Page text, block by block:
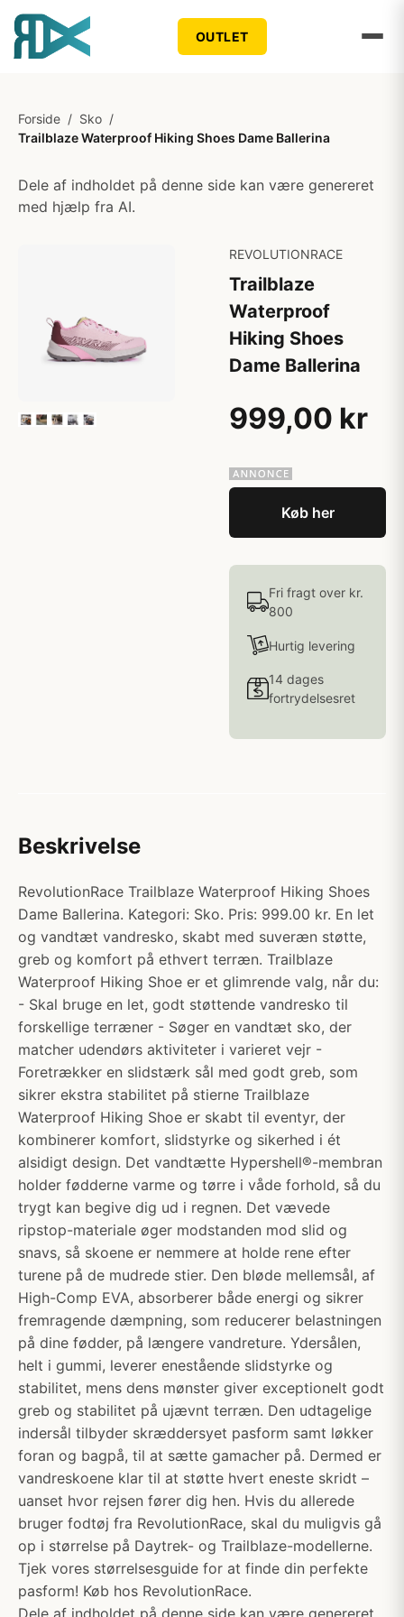
OUTLET
Forside / Sko /
Trailblaze Waterproof Hiking Shoes Dame Ballerina
Dele af indholdet på denne side kan være genereret
med hjælp fra AI.
REVOLUTIONRACE
Trailblaze
Waterproof
Hiking Shoes
Dame Ballerina
999,00 kr
Køb her
Fri fragt over kr.
800
Hurtig levering
14 dages
fortrydelsesret
Beskrivelse
RevolutionRace Trailblaze Waterproof Hiking Shoes
Dame Ballerina. Kategori: Sko. Pris: 999.00 kr. En let
og vandtæt vandresko, skabt med suveræn støtte,
greb og komfort på ethvert terræn. Trailblaze
Waterproof Hiking Shoe er et glimrende valg, når du:
- Skal bruge en let, godt støttende vandresko til
forskellige terræner - Søger en vandtæt sko, der
matcher udendørs aktiviteter i varieret vejr -
Foretrækker en slidstærk sål med godt greb, som
sikrer ekstra stabilitet på stierne Trailblaze
Waterproof Hiking Shoe er skabt til eventyr, der
kombinerer komfort, slidstyrke og sikerhed i ét
alsidigt design. Det vandtætte Hypershell®-membran
holder fødderne varme og tørre i våde forhold, så du
trygt kan begive dig ud i regnen. Det vævede
ripstop-materiale øger modstanden mod slid og
snavs, så skoene er nemmere at holde rene efter
turene på de mudrede stier. Den bløde mellemsål, af
High-Comp EVA, absorberer både energi og sikrer
fremragende dæmpning, som reducerer belastningen
på dine fødder, på længere vandreture. Ydersålen,
helt i gummi, leverer enestående slidstyrke og
stabilitet, mens dens mønster giver exceptionelt godt
greb og stabilitet på ujævnt terræn. Den udtagelige
indersål tilbyder skræddersyet pasform samt løkker
foran og bagpå, til at sætte gamacher på. Dermed er
vandreskoene klar til at støtte hvert eneste skridt –
uanset hvor rejsen fører dig hen. Hvis du allerede
bruger fodtøj fra RevolutionRace, skal du muligvis gå
op i størrelse på Daytrek- og Trailblaze-modellerne.
Tjek vores størrelsesguide for at finde din perfekte
pasform! Køb hos RevolutionRace.
Dele af indholdet på denne side kan være genereret